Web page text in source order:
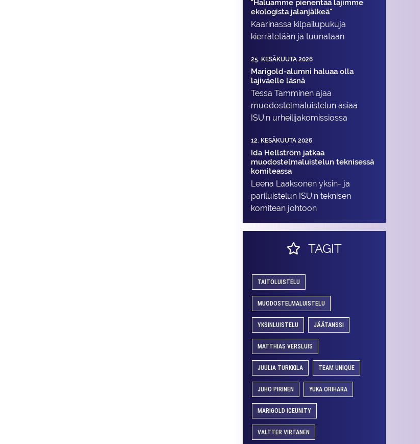
"Haluamme pienentää lajimme
ekologista jalanjälkeä"
Kaarinassa kilpailupukuja
kierrätetään ja tuunataan
25. KESÄKUUTA 2026
Marigold-alumni haluaa olla
lajiväelle läsnä
Tessa Tamminen ajaa
muodostelma­luistelun asiaa
ISU:n urheilija­komissiossa
12. KESÄKUUTA 2026
Ida Hellström jatkaa
muodostelmaluistelun teknisessä
komiteassa
Leena Laaksonen yksin- ja
pariluistelun ISU:n teknisen
komitean johtoon
TAGIT
TAITOLUISTELU
MUODOSTELMALUISTELU
YKSINLUISTELU JÄÄTANSSI
MATTHIAS VERSLUIS
JUULIA TURKKILA TEAM UNIQUE
JUHO PIRINEN YUKA ORIHARA
MARIGOLD ICEUNITY
VALTTER VIRTANEN